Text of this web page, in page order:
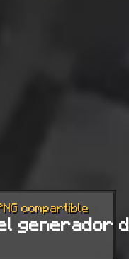
compartible
generador